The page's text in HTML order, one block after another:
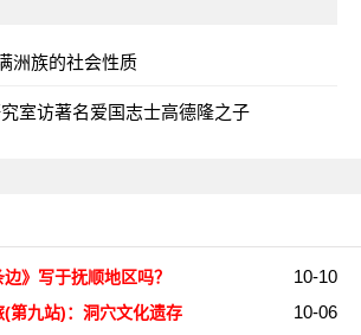
洲族的社会性质
室访著名爱国志士高德隆之子
10-10
》写于抚顺地区吗？
10-06
第九站)：洞穴文化遗存